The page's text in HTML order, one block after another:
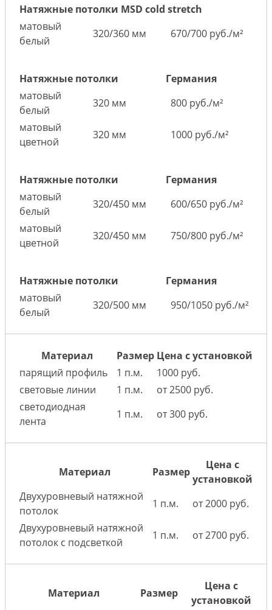
Натяжные потолки MSD cold stretch
матовый
белый
320/360 мм 670/700 руб./м²
Натяжные потолки
Германия
матовый
белый
320 мм
800 руб./м²
матовый
цветной
320 мм 1000 руб./м²
Натяжные потолки
Германия
матовый
белый
320/450 мм
600/650 руб./м²
матовый
цветной
320/450 мм 750/800 руб./м²
Натяжные потолки
Германия
матовый
белый
320/500 мм 950/1050 руб./м²
Материал Размер Цена с установкой
парящий профиль
1 п.м.
1000 руб.
световые линии
1 п.м.
от 2500 руб.
светодиодная
лента
1 п.м. от 300 руб.
Материал Размер
Цена с
установкой
Двухуровневый натяжной
потолок
1 п.м.
от 2000 руб.
Двухуровневый натяжной
потолок с подсветкой
1 п.м. от 2700 руб.
Материал Размер
Цена с
установкой